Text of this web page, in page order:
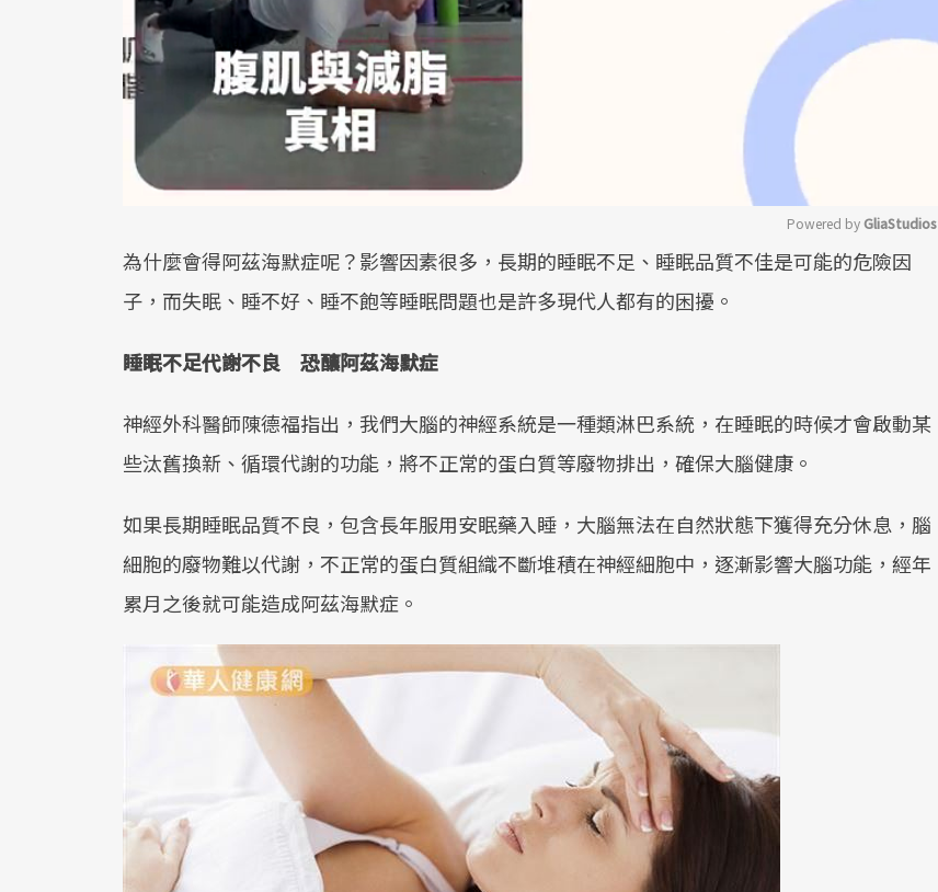
Powered by GliaStudios
為什麼會得阿茲海默症呢？影響因素很多，長期的睡眠不足、睡眠品質不佳是可能的危險因
子，而失眠、睡不好、睡不飽等睡眠問題也是許多現代人都有的困擾。
睡眠不足代謝不良 恐釀阿茲海默症
神經外科醫師陳德福指出，我們大腦的神經系統是一種類淋巴系統，在睡眠的時候才會啟動某
些汰舊換新、循環代謝的功能，將不正常的蛋白質等廢物排出，確保大腦健康。
如果長期睡眠品質不良，包含長年服用安眠藥入睡，大腦無法在自然狀態下獲得充分休息，腦
細胞的廢物難以代謝，不正常的蛋白質組織不斷堆積在神經細胞中，逐漸影響大腦功能，經年
累月之後就可能造成阿茲海默症。